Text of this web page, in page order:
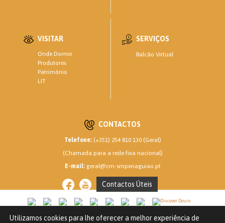
VISITAR
Onde Dormir
Produtores
Património
LIT
SERVIÇOS
Balcão Virtual
CONTACTOS
Telefone:(+351) 254 810 130 (Geral)
(Chamada para a rede fixa nacional)
E-mail:geral@cm-smpenaguiao.pt
Contactos Úteis
CM SANTA MARTA DE PENAGUIÃO © 2020
Utilizamos cookies para lhe oferecer a melhor experiência de